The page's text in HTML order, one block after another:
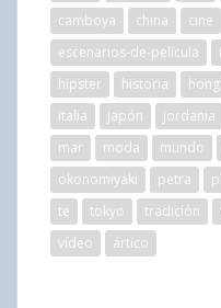
camboya
china cine
escenarios-de-película
hipster
historia
italia
japón jordania
mar
moda mundo
okonomiyaki
petra
te
tokyo tradición
vídeo
ártico